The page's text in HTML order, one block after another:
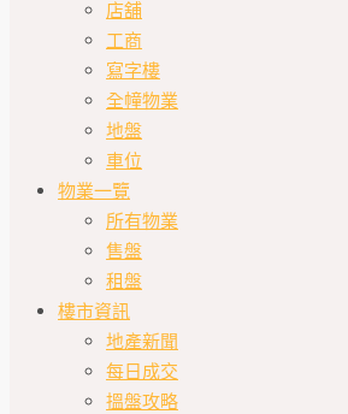
店舖
工商
寫字樓
全幢物業
地盤
車位
物業一覽
所有物業
售盤
租盤
樓市資訊
地產新聞
每日成交
搵盤攻略